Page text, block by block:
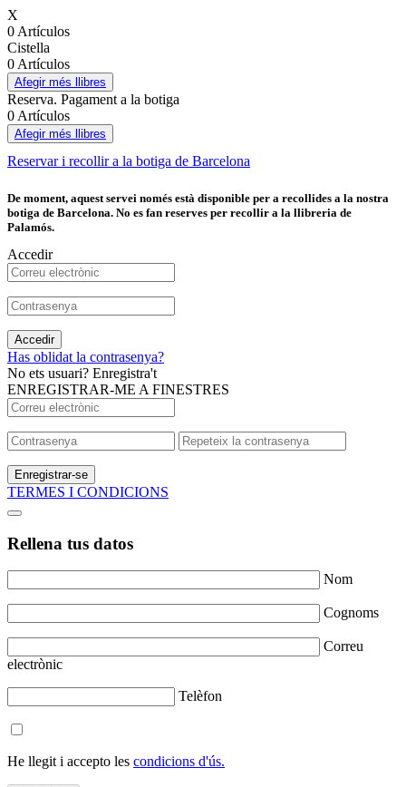
X
0 Artículos
Cistella
0 Artículos
Afegir més llibres
Reserva. Pagament a la botiga
0 Artículos
Afegir més llibres
Reservar i recollir a la botiga de Barcelona
De moment, aquest servei només està disponible per a recollides a la nostra
botiga de Barcelona. No es fan reserves per recollir a la llibreria de
Palamós.
Accedir
Accedir
Has oblidat la contrasenya?
No ets usuari? Enregistra't
ENREGISTRAR-ME A FINESTRES
Enregistrar-se
TERMES I CONDICIONS
Rellena tus datos
Nom
Cognoms
Correu
electrònic
Telèfon
He llegit i accepto les condicions d'ús.